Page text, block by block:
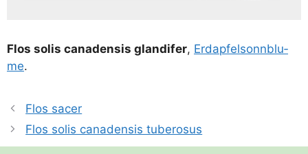
Flos solis cana­den­sis glan­di­fer, Erd­ap­fel­sonn­blu­
me.
Flos sacer
Flos solis canadensis tuberosus